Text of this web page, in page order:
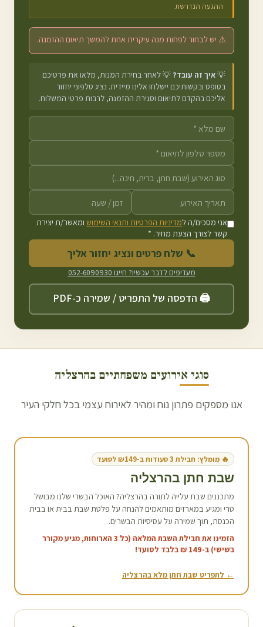
ההגעה הנדרשת.
⚠️ יש לבחור לפחות מנה עיקרית אחת להמשך תיאום ההזמנה.
💡איך זה עובד? 💡 לאחר בחירת המנות, מלאו את פרטיכם
בטופס ובקשותיכם יישלחו אלינו מיידית. נציג טלפוני יחזור
אליכם בהקדם לתיאום וסגירת ההזמנה, לרבות פרטי המשלוח.
אני מסכים/ה למדיניות הפרטיות ותנאי השימושומאשר/ת יצירת
קשר לצורך הצעת מחיר. *
📞 שלח פרטים ונציג יחזור אליך
מעדיפים לדבר עכשיו? חייגו 052-6090930
🖨️ הדפסה של התפריט / שמירה כ-PDF
סוגי אירועים משפחתיים בהרצליה
אנו מספקים פתרון נוח ומהיר לאירוח עצמי בכל חלקי העיר
🔥 מומלץ: חבילת 3 סעודות ב-₪149 לסועד
שבת חתן בהרצליה
מתכננים שבת עלייה לתורה בהרצליה? האוכל הבשרי שלנו מבושל
טרי ומגיע במארזים מותאמים להנחה על פלטת שבת בבית או בבית
הכנסת, תוך שמירה על עסיסיות הבשרים.
הזמינו את חבילת השבת המלאה (כל 3 הארוחות, מגיע מקורר
בשישי) ב-149 ₪ בלבד לסועד!
← לתפריט שבת חתן מלא בהרצליה